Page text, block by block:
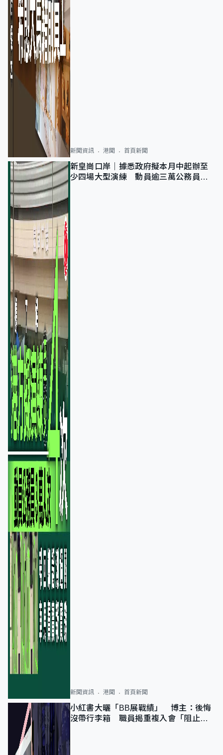
新聞資訊 港聞 首頁新聞
新皇崗口岸｜據悉政府擬本月中起辦至
少四場大型演練 動員逾三萬公務員人
新聞資訊 港聞 首頁新聞
小紅書大曬「BB展戰績」 博主：後悔
沒帶行李箱 職員揭重複入會「阻止唔